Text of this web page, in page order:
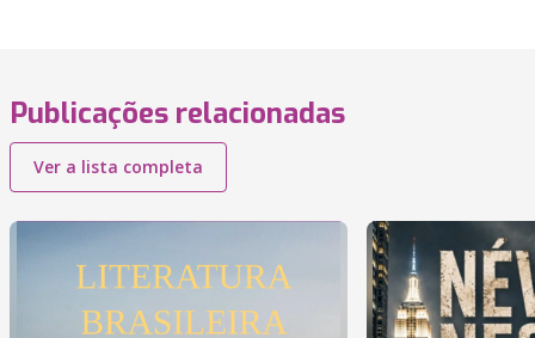
Publicações relacionadas
Ver a lista completa